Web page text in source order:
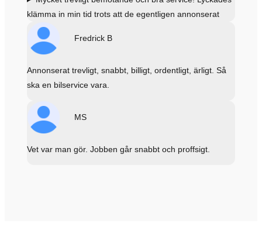
klämma in min tid trots att de egentligen annonserat
Fredrick B
Annonserat trevligt, snabbt, billigt, ordentligt, ärligt. Så
ska en bilservice vara.
MS
Vet var man gör. Jobben går snabbt och proffsigt.